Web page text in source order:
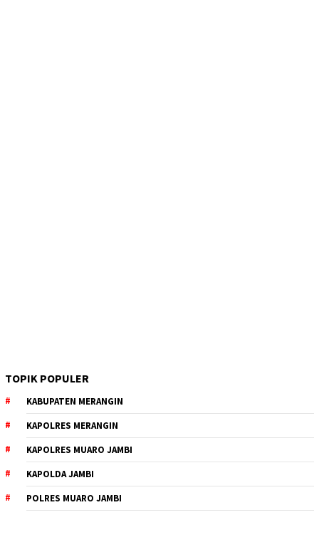
TOPIK POPULER
KABUPATEN MERANGIN
KAPOLRES MERANGIN
KAPOLRES MUARO JAMBI
KAPOLDA JAMBI
POLRES MUARO JAMBI